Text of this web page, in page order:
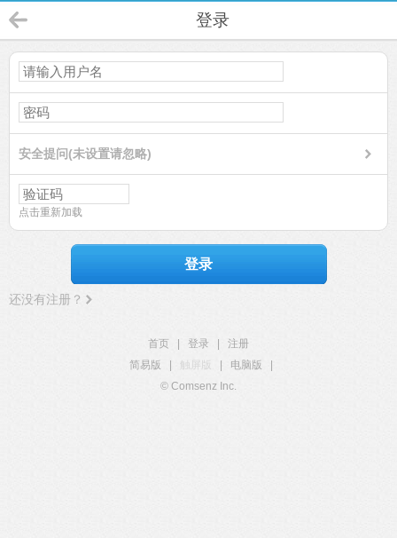
登录
安全提问(未设置请忽略)
点击重新加载
登录
还没有注册？
首页 登录
注册
简易版
触屏版 电脑版
© Comsenz Inc.